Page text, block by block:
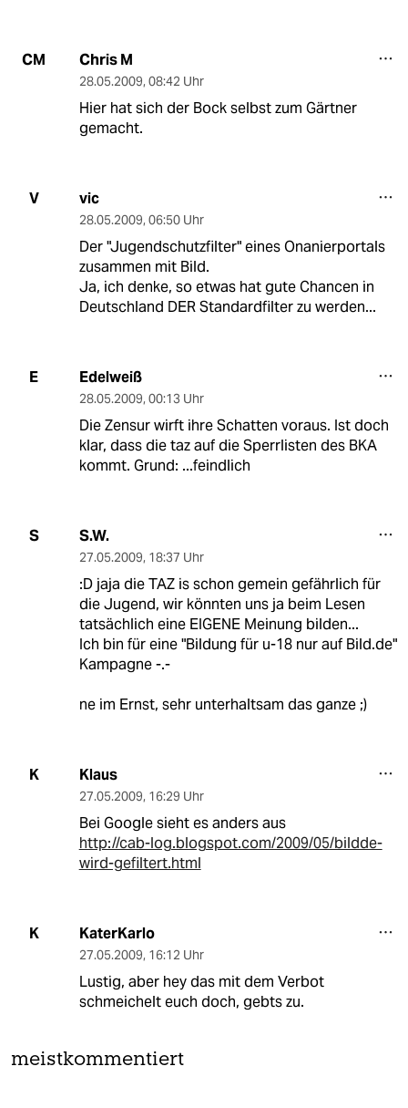
CM Chris M
28.05.2009, 08:42 Uhr
Hier hat sich der Bock selbst zum Gärtner
gemacht.
V vic
28.05.2009, 06:50 Uhr
Der "Jugendschutzfilter" eines Onanierportals
zusammen mit Bild.
Ja, ich denke, so etwas hat gute Chancen in
Deutschland DER Standardfilter zu werden...
E Edelweiß
28.05.2009, 00:13 Uhr
Die Zensur wirft ihre Schatten voraus. Ist doch
klar, dass die taz auf die Sperrlisten des BKA
kommt. Grund: ...feindlich
S S.W.
27.05.2009, 18:37 Uhr
:D jaja die TAZ is schon gemein gefährlich für
die Jugend, wir könnten uns ja beim Lesen
tatsächlich eine EIGENE Meinung bilden...
Ich bin für eine "Bildung für u-18 nur auf Bild.de"
Kampagne -.-
ne im Ernst, sehr unterhaltsam das ganze ;)
K Klaus
27.05.2009, 16:29 Uhr
Bei Google sieht es anders aus
http://cab-log.blogspot.com/2009/05/bildde-
wird-gefiltert.html
K KaterKarlo
27.05.2009, 16:12 Uhr
Lustig, aber hey das mit dem Verbot
schmeichelt euch doch, gebts zu.
meistkommentiert